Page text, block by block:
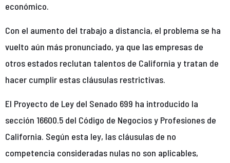
económico.
Con el aumento del trabajo a distancia, el problema se ha
vuelto aún más pronunciado, ya que las empresas de
otros estados reclutan talentos de California y tratan de
hacer cumplir estas cláusulas restrictivas.
El Proyecto de Ley del Senado 699 ha introducido la
sección 16600.5 del Código de Negocios y Profesiones de
California. Según esta ley, las cláusulas de no
competencia consideradas nulas no son aplicables,